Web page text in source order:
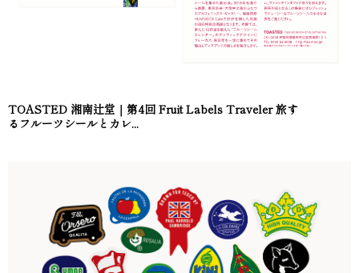
TOASTED 湘南辻堂｜第4回 Fruit Labels Traveler 旅す
るフルーツシールとカレ...